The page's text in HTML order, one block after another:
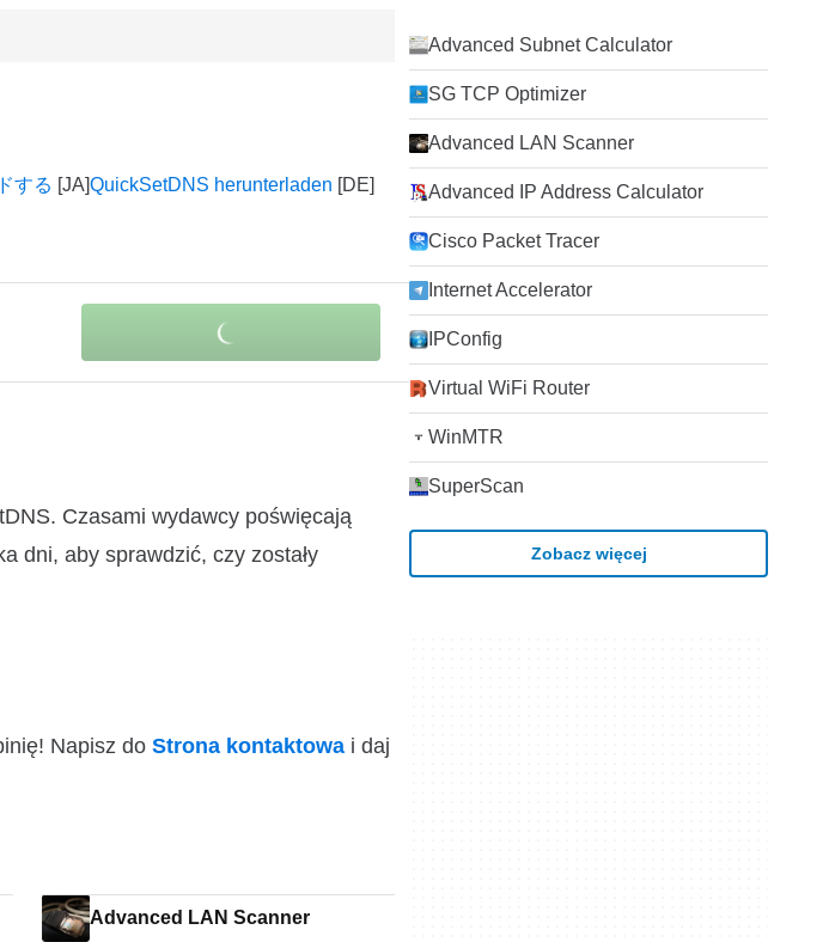
する
QuickSetDNS herunterladen
Czasami wydawcy poświęcają
dni, aby sprawdzić, czy zostały
Napisz do Strona kontaktowa i daj
Advanced LAN Scanner
Advanced Subnet Calculator
SG TCP Optimizer
Advanced LAN Scanner
Advanced IP Address Calculator
Cisco Packet Tracer
Internet Accelerator
IPConfig
Virtual WiFi Router
WinMTR
SuperScan
Zobacz więcej